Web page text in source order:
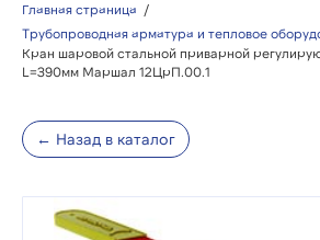
Главная страница /
Трубопроводная арматура и тепловое
Кран шаровой стальной приварной
L=390мм Маршал 12ЦрП.00.1
← Назад в каталог